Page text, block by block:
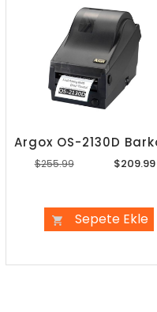
$209.99
$255.99
Sepete Ekle